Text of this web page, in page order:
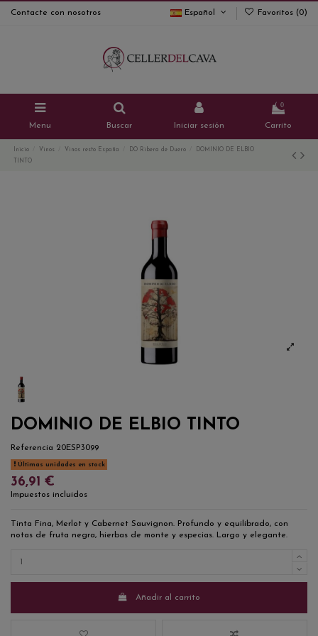
Contacte con nosotros Español Favoritos (0)
Menu Buscar Iniciar sesión
0
Carrito
Inicio Vinos Vinos resto España DO Ribera de Duero
DOMINIO DE ELBIO
TINTO
DOMINIO DE ELBIO TINTO
Referencia 20ESP3099
Últimas unidades en stock
36,91 €
Impuestos incluidos
Tinta Fina, Merlot y Cabernet Sauvignon. Profundo y equilibrado, con
notas de fruta negra, hierbas de monte y especias. Largo y elegante.
Añadir al carrito